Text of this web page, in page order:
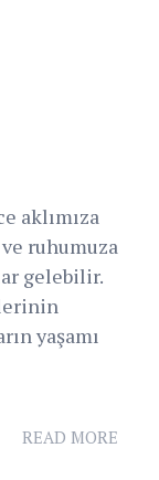
aklımıza
ruhumuza
gelebilir.
yaşamı
READ MORE